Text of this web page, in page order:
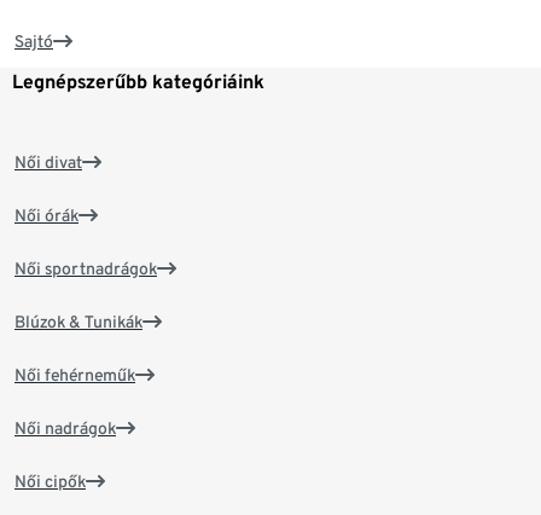
Sajtó
Legnépszerűbb kategóriáink
Női divat
Női órák
Női sportnadrágok
Blúzok & Tunikák
Női fehérneműk
Női nadrágok
Női cipők